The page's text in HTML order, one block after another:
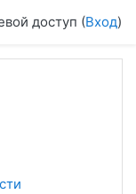
доступ (Вход)